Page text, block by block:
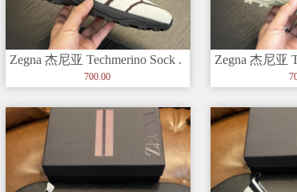
Zegna 杰尼亚 Techmerino Sock .
700.00
Zegna 杰尼亚